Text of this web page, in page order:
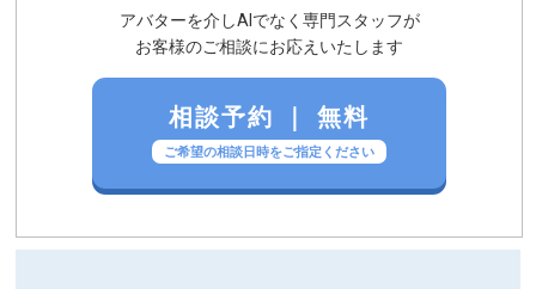
アバターを介しAIでなく専門スタッフが
お客様のご相談にお応えいたします
相談予約 ｜ 無料
ご希望の相談日時をご指定ください